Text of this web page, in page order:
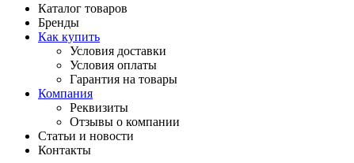
Каталог товаров
Бренды
Как купить
Условия доставки
Условия оплаты
Гарантия на товары
Компания
Реквизиты
Отзывы о компании
Статьи и новости
Контакты